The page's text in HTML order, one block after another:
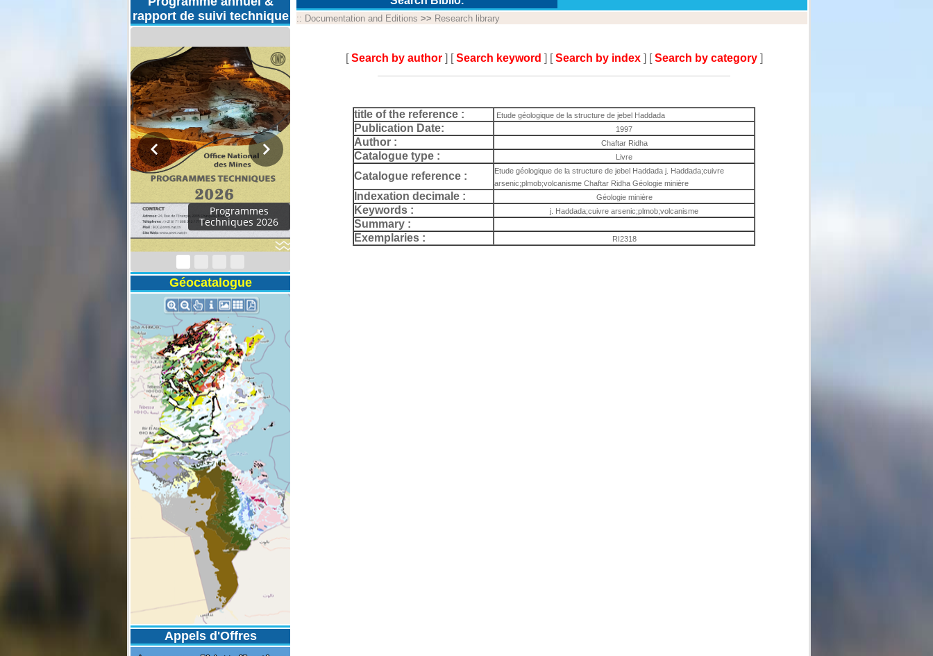
rapport de suivi technique
Programmes
Techniques 2026
Géocatalogue
Appels d'Offres
:: Documentation and Editions >> Research library
[Search by author ] [Search keyword ] [Search by index ] [Search by category ]
title of the reference : Etude géologique de la structure de jebel Haddada
Publication Date: 1997
Author : Chaftar Ridha
Catalogue type : Livre
Catalogue reference :
Etude géologique de la structure de jebel Haddada j. Haddada;cuivre
arsenic;plmob;volcanisme Chaftar Ridha Géologie minière
Indexation decimale : Géologie minière
Keywords : j. Haddada;cuivre arsenic;plmob;volcanisme
Summary :
Exemplaries :
RI2318